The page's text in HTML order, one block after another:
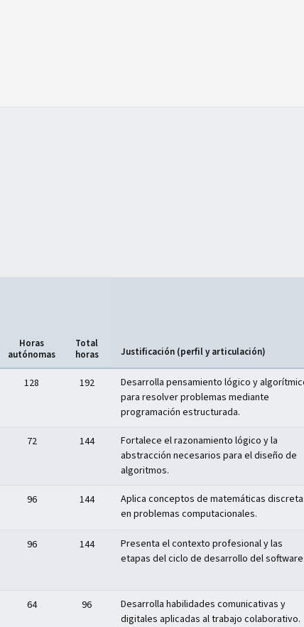
Horas
autónomas
Total
horas
Justificación (perfil y articulación)
128 192
Desarrolla pensamiento lógico y
para resolver problemas mediante
programación estructurada.
72 144
Fortalece el razonamiento lógico y la
abstracción necesarios para el diseño de
algoritmos.
96 144
Aplica conceptos de matemáticas
en problemas computacionales.
96 144
Presenta el contexto profesional y las
etapas del ciclo de desarrollo del
64 96
Desarrolla habilidades comunicativas y
digitales aplicadas al trabajo colaborativo.